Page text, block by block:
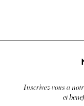
Inscrivez-vous a
et